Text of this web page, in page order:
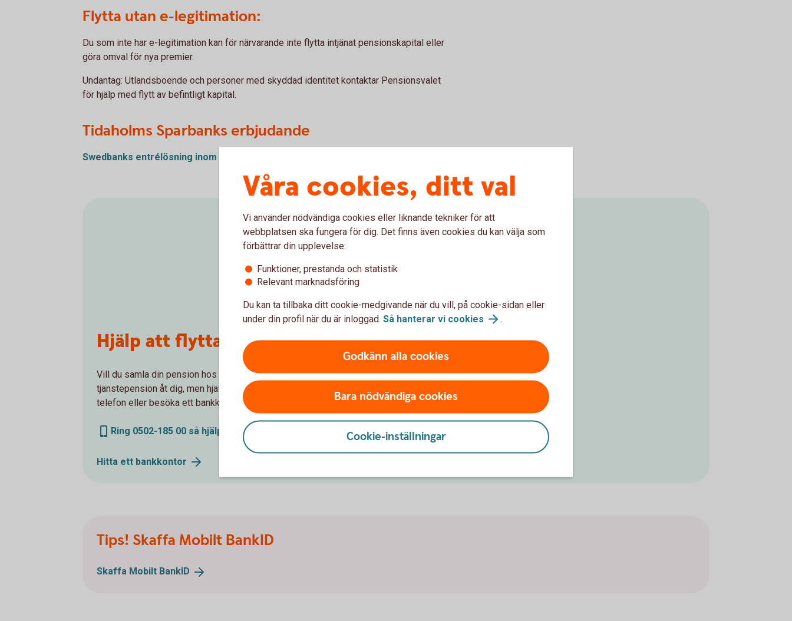
Flytta utan e-legitimation:
Du som inte har e-legitimation kan för närvarande inte flytta intjänat pensionskapital eller
göra omval för nya premier.
Undantag: Utlandsboende och personer med skyddad identitet kontaktar Pensionsvalet
för hjälp med flytt av befintligt kapital.
Tidaholms Sparbanks erbjudande
Swedbanks entrélösning inom SAF-LO
Hjälp att flytta tjänstepension
Vill du samla din pension hos oss och få en bättre överblick? Vi kan inte flytta din
tjänstepension åt dig, men hjälper gärna till med det. Välkommen att kontakta oss på
telefon eller besöka ett bankkontor.
Ring 0502-185 00 så hjälper vi dig flytta tjänstepensionen
Hitta ett bankkontor
flytt av pension
Tips! Skaffa Mobilt BankID
Skaffa Mobilt BankID
Våra cookies, ditt val
Vi använder nödvändiga cookies eller liknande tekniker för att
webbplatsen ska fungera för dig. Det finns även cookies du kan välja som
förbättrar din upplevelse:
Funktioner, prestanda och statistik
Relevant marknadsföring
Du kan ta tillbaka ditt cookie-medgivande när du vill, på cookie-sidan eller
under din profil när du är inloggad. Så hanterar vi cookies .
Godkänn alla cookies
Bara nödvändiga cookies
Cookie-inställningar